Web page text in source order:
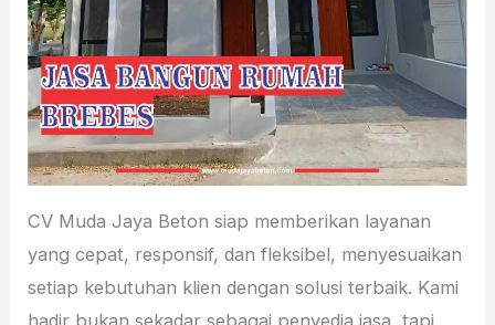
CV Muda Jaya Beton siap memberikan layanan
yang cepat, responsif, dan fleksibel, menyesuaikan
setiap kebutuhan klien dengan solusi terbaik. Kami
hadir bukan sekadar sebagai penyedia jasa, tapi